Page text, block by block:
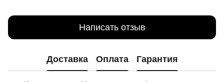
Написать отзыв
Доставка Оплата Гарантия